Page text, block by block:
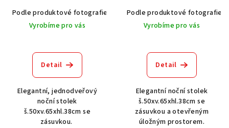
Podle produktové fotografie
Akát vintage BT1551
Dub světlý
Vyrobíme pro vás
Detail
Elegantní, jednodveřový
noční stolek
š.50xv.65xhl.38cm se
zásuvkou.
Podle produktové fotografie
Vyrobíme pro vás
Detail
Elegantní noční stolek
š.50xv.65xhl.38cm se
zásuvkou a otevřeným
úložným prostorem.